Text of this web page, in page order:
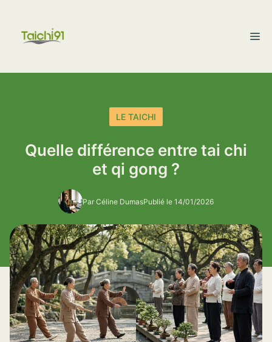
contenu
LE TAICHI
Quelle différence entre tai chi
et qi gong ?
Par Céline DumasPublié le 14/01/2026